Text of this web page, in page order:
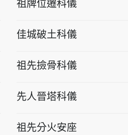
祖牌位遷科儀
佳城破土科儀
祖先撿骨科儀
先人晉塔科儀
祖先分火安座